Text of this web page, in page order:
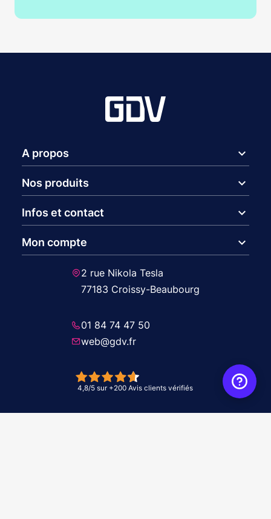
A propos expand_more
Nos produits expand_more
Infos et contact expand_more
Mon compte expand_more
2 rue Nikola Tesla
77183 Croissy-Beaubourg
01 84 74 47 50
web@gdv.fr